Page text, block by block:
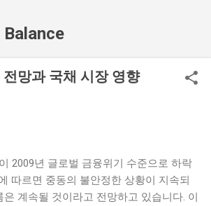
망과 국채 시장 영향
2009년 글로벌 금융위기 수준으로 하락
따르면 중동의 불안정한 상황이 지속되
계속될 것이라고 전망하고 있습니다. 이